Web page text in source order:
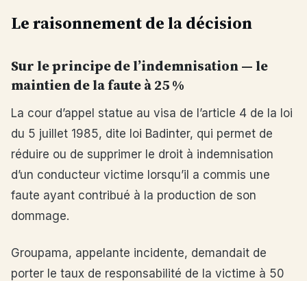
Le raisonnement de la décision
Sur le principe de l’indemnisation — le
maintien de la faute à 25 %
La cour d’appel statue au visa de l’article 4 de la loi
du 5 juillet 1985, dite loi Badinter, qui permet de
réduire ou de supprimer le droit à indemnisation
d’un conducteur victime lorsqu’il a commis une
faute ayant contribué à la production de son
dommage.
Groupama, appelante incidente, demandait de
porter le taux de responsabilité de la victime à 50